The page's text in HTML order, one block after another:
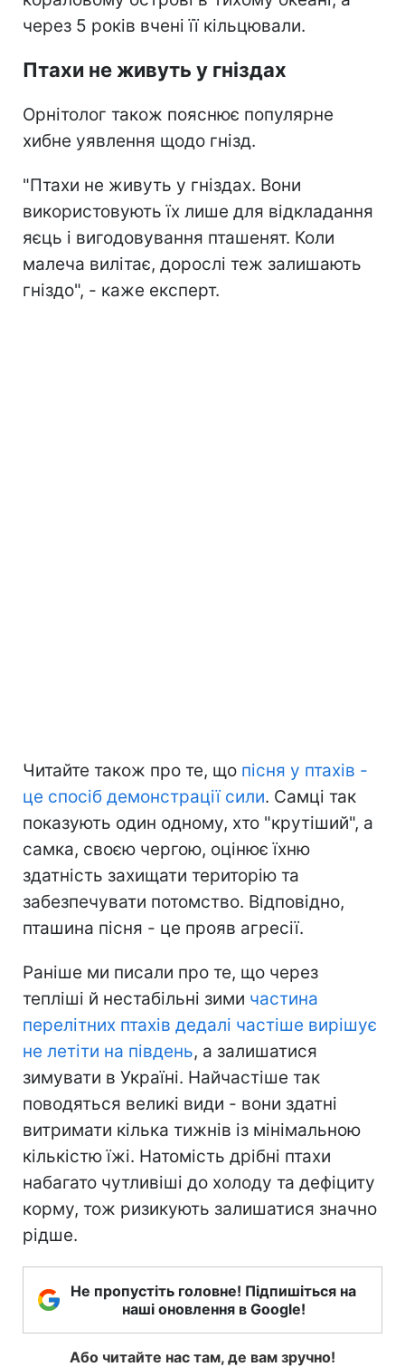
через 5 років вчені її кільцювали.
Птахи не живуть у гніздах
Орнітолог також пояснює популярне
хибне уявлення щодо гнізд.
"Птахи не живуть у гніздах. Вони
використовують їх лише для відкладання
яєць і вигодовування пташенят. Коли
малеча вилітає, дорослі теж залишають
гніздо", - каже експерт.
Читайте також про те, що пісня у птахів -
це спосіб демонстрації сили. Самці так
показують один одному, хто "крутіший", а
самка, своєю чергою, оцінює їхню
здатність захищати територію та
забезпечувати потомство. Відповідно,
пташина пісня - це прояв агресії.
Раніше ми писали про те, що через
тепліші й нестабільні зими частина
перелітних птахів дедалі частіше вирішує
не летіти на південь, а залишатися
зимувати в Україні. Найчастіше так
поводяться великі види - вони здатні
витримати кілька тижнів із мінімальною
кількістю їжі. Натомість дрібні птахи
набагато чутливіші до холоду та дефіциту
корму, тож ризикують залишатися значно
рідше.
Не пропустіть головне! Підпишіться на
наші оновлення в Google!
Або читайте нас там, де вам зручно!